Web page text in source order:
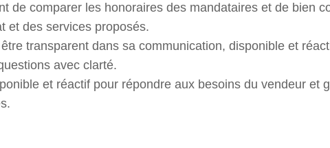
de comparer les honoraires des mandataires et de bien
et des services proposés.
transparent dans sa communication, disponible et
avec clarté.
et réactif pour répondre aux besoins du vendeur et